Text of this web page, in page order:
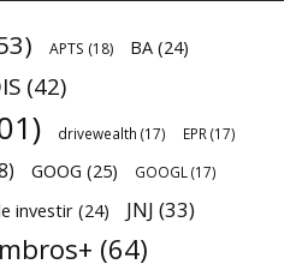
APTS (18) BA (24)
(42)
drivewealth (17) EPR(17)
GOOG (25) GOOGL(17)
investir (24) JNJ (33)
(64)